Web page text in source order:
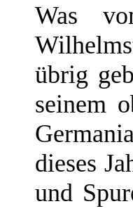
Was
übrig
seinem
dieses
und